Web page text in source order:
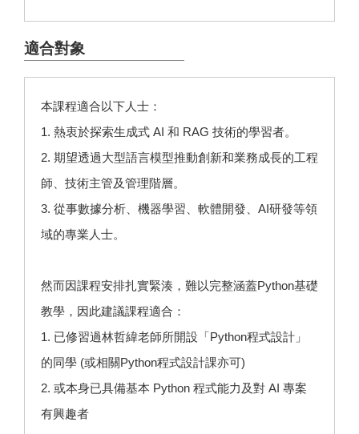
適合對象
本課程適合以下人士：
1. 熱衷於探索生成式 AI 和 RAG 技術的學習者。
2. 期望透過大型語言模型推動創新和業務成長的工程
師、技術主管及管理階層。
3. 從事數據分析、機器學習、軟體開發、AI研發等領
域的專業人士。
然而因課程安排扎實緊湊，難以完整涵蓋Python基礎
教學，因此建議課程適合：
1. 已修習過林哲緯老師所開設「Python程式設計」
的同學 (或相關Python程式設計課亦可)
2. 或本身已具備基本 Python 程式能力及對 AI 專案
有興趣者